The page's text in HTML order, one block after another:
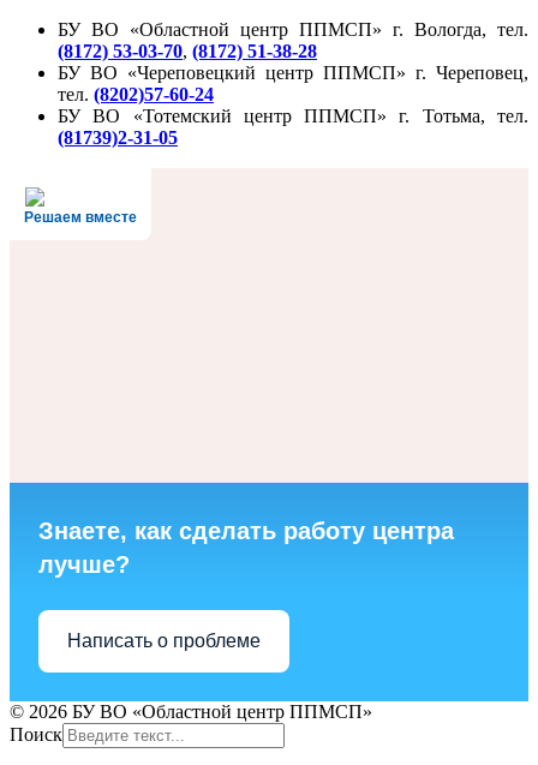
БУ ВО «Областной центр ППМСП» г. Вологда, тел.
(8172) 53-03-70, (8172) 51-38-28
БУ ВО «Череповецкий центр ППМСП» г. Череповец,
тел. (8202)57-60-24
БУ ВО «Тотемский центр ППМСП» г. Тотьма, тел.
(81739)2-31-05
Решаем вместе
Знаете, как сделать работу центра
лучше?
Написать о проблеме
© 2026 БУ ВО «Областной центр ППМСП»
Поиск